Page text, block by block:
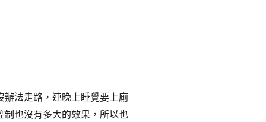
法走路，連晚上睡覺要上廁
制也沒有多大的效果，所以也